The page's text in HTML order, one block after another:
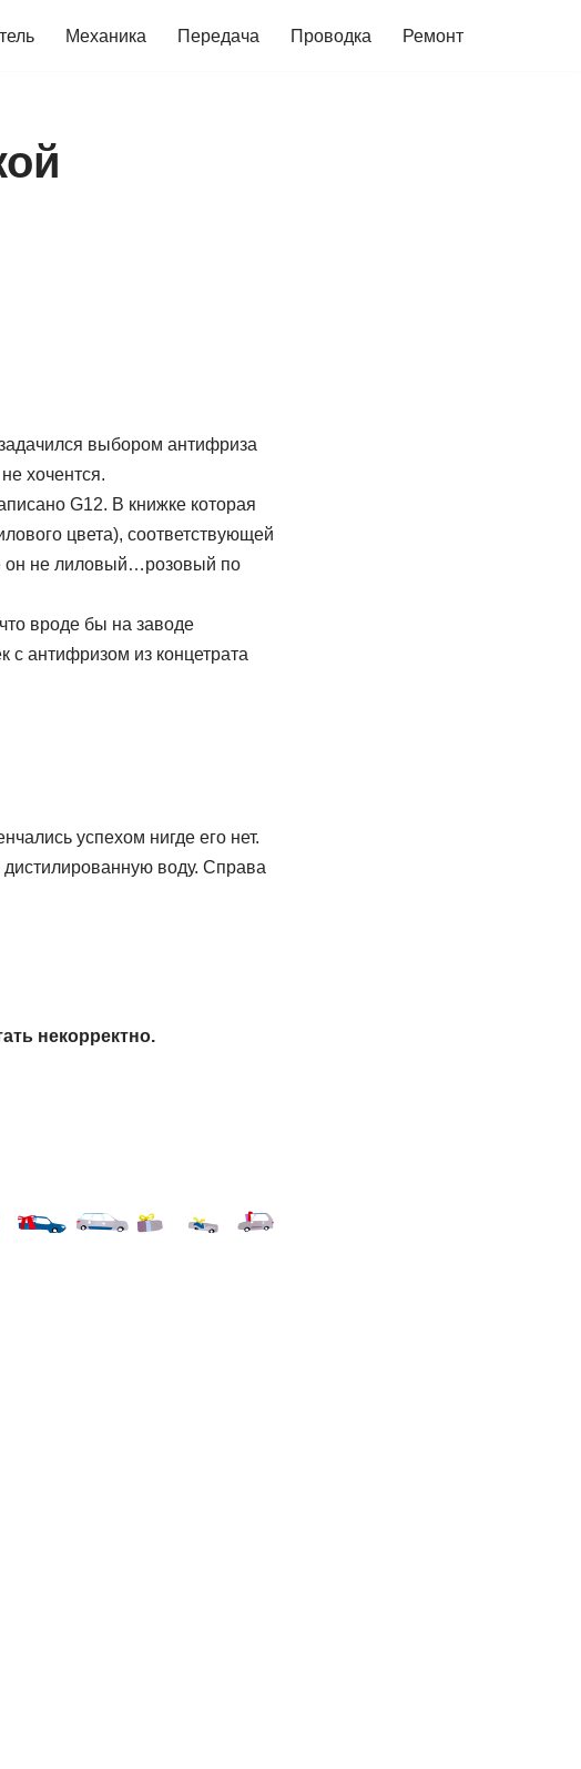
Механика Передача Проводка Ремонт
выбором антифриза
хочентся.
G12. В книжке которая
цвета), соответствующей
он не лиловый…розовый по
вроде бы на заводе
с антифризом из концетрата
успехом нигде его нет.
воду. Справа
некорректно.